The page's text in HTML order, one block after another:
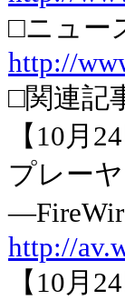
□ニュー
http://
□関連記
【10月
プレーヤ
http://
【10月